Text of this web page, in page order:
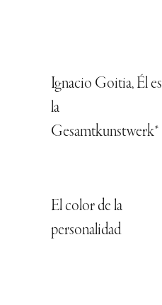
Ignacio Goitia, Él es
la
Gesamtkunstwerk*
El color de la
personalidad